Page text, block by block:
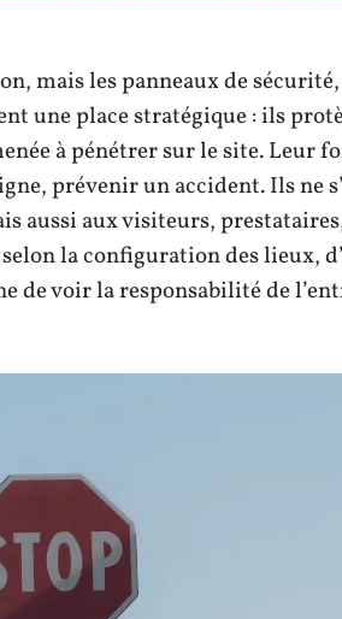
mais les panneaux de
une place stratégique : ils
à pénétrer sur le site. Leur
prévenir un accident. Ils ne
aussi aux visiteurs,
la configuration des lieux,
de voir la responsabilité de